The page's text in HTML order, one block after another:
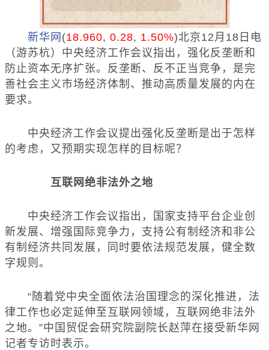
新华网 (18.960, 0.28, 1.50%)北京12月18日电
（游苏杭）中央经济工作会议指出，强化反垄断和
防止资本无序扩张。反垄断、反不正当竞争，是完
善社会主义市场经济体制、推动高质量发展的内在
要求。
中央经济工作会议提出强化反垄断是出于怎样
的考虑，又预期实现怎样的目标呢？
互联网绝非法外之地
中央经济工作会议指出，国家支持平台企业创
新发展、增强国际竞争力，支持公有制经济和非公
有制经济共同发展，同时要依法规范发展，健全数
字规则。
“随着党中央全面依法治国理念的深化推进，法
律工作也必定延伸至互联网领域，互联网绝非法外
之地。”中国贸促会研究院副院长赵萍在接受新华网
记者专访时表示。